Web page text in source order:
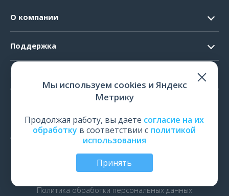
О компании
Официальные документы
Поддержка
Системные требования
Поверка и калибровка
Продукты
ЭМГ
ИОМ
рПМС
© Все права защищены | ООО «Нейрософт», Иваново,
Политика обработки персональных данных
Мы используем cookies и Яндекс
Метрику
Продолжая работу, вы даете согласие на их
обработку в соответствии с политикой
использования
Принять